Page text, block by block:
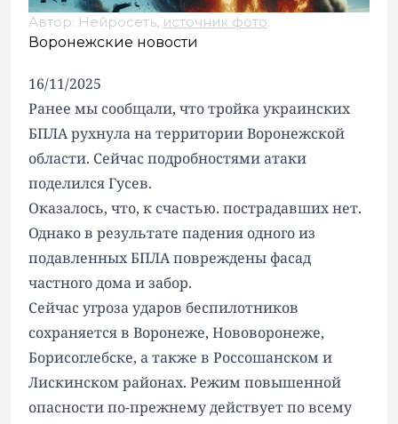
Автор: Нейросеть, источник фото.
Воронежские новости
16/11/2025
Ранее мы сообщали, что тройка украинских
БПЛА рухнула на территории Воронежской
области. Сейчас подробностями атаки
поделился Гусев.
Оказалось, что, к счастью. пострадавших нет.
Однако в результате падения одного из
подавленных БПЛА повреждены фасад
частного дома и забор.
Сейчас угроза ударов беспилотников
сохраняется в Воронеже, Нововоронеже,
Борисоглебске, а также в Россошанском и
Лискинском районах. Режим повышенной
опасности по-прежнему действует по всему